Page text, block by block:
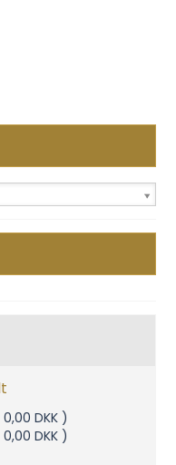
0,00 DKK )
0,00 DKK )